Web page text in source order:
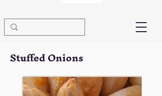
Stuffed Onions